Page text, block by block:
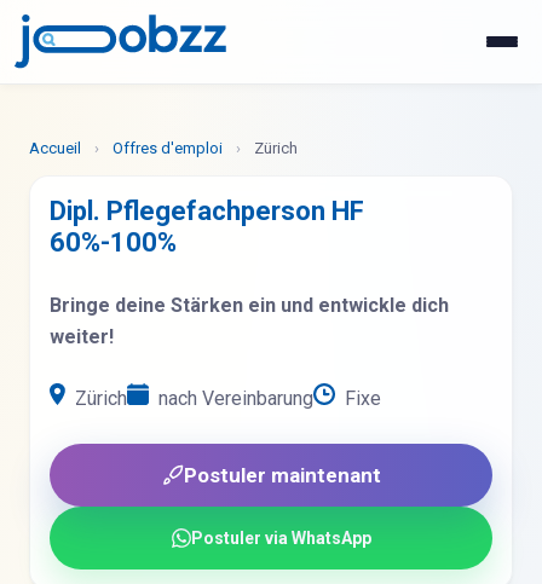
Accueil › Offres d'emploi › Zürich
Dipl. Pflegefachperson HF
60%-100%
Bringe deine Stärken ein und entwickle dich
weiter!
Zürich nach Vereinbarung Fixe
Postuler maintenant
Postuler via WhatsApp